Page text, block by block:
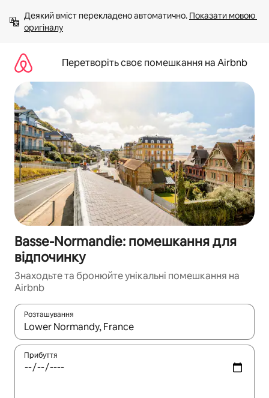
вмісту
Деякий вміст перекладено автоматично. Показати мовою
оригіналу
Перетворіть своє помешкання на Airbnb
Basse-Normandie: помешкання для
відпочинку
Знаходьте та бронюйте унікальні помешкання на
Airbnb
Розташування
Отримавши результати пошуку, використовуйте для
Прибуття